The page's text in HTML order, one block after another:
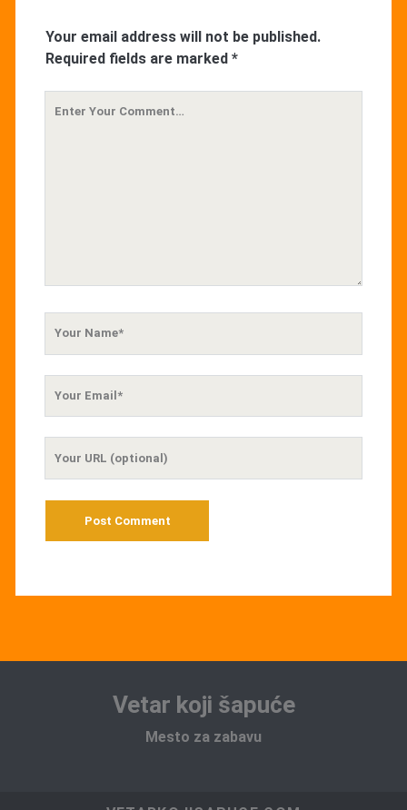
Your email address will not be published.
Required fields are marked *
Vetar koji šapuće
Mesto za zabavu